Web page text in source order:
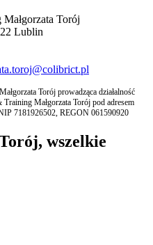
Torój
Lublin
Torój prowadząca działalność
Małgorzata Torój pod adresem
7181926502, REGON 061590920
wszelkie